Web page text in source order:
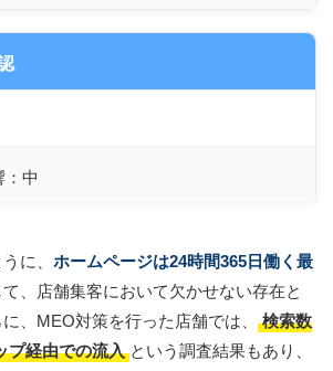
：中
に、 ホームページは24時間365日働く最
、店舗集客において欠かせない存在と
、MEO対策を行った店舗では、
検索数
プ経由での流入 という調査結果もあり、